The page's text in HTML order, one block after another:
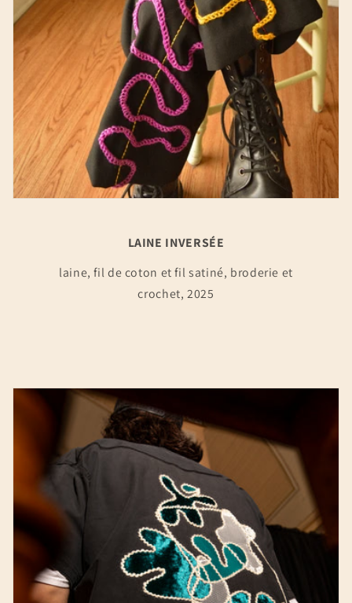
LAINE INVERSÉE
laine, fil de coton et fil satiné, broderie et
crochet, 2025